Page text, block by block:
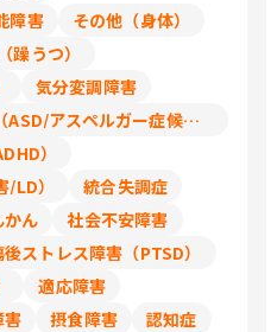
障害
その他（身体）
躁うつ）
気分変調障害
自閉症スペクトラム障害（ASD/アスペルガー症候群/広汎性発達障害）
）
LD）
統合失調症
かん
社会不安障害
ストレス障害（PTSD）
適応障害
害 摂食障害
認知症